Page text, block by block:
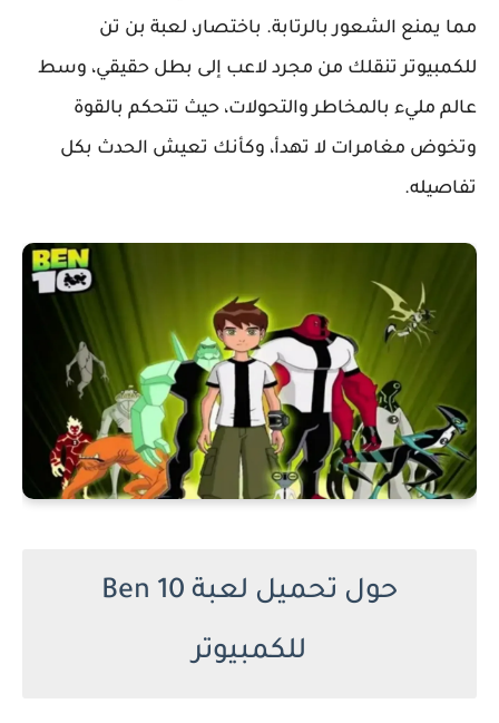
مما يمنع الشعور بالرتابة. باختصار، لعبة بن تن
للكمبيوتر تنقلك من مجرد لاعب إلى بطل حقيقي، وسط
عالم مليء بالمخاطر والتحولات، حيث تتحكم بالقوة
وتخوض مغامرات لا تهدأ، وكأنك تعيش الحدث بكل
تفاصيله.
حول تحميل لعبة Ben 10
للكمبيوتر